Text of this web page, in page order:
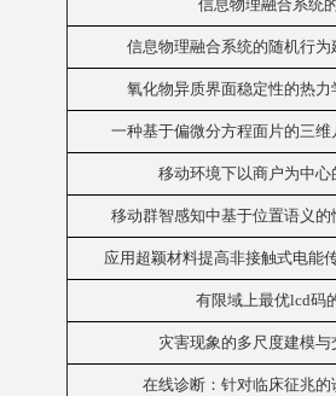
信息物理融合系统
信息物理融合系统的随机行
氧化物异质界面稳定性的热
一种基于偏微分方程面片的三维
移动环境下以商户为中心
移动群智感知中基于位置语义的
应用超颖材料提高非接触式电能
有限域上最优lcd码
灾害现象的多尺度建模
在线诊断：针对临床征兆